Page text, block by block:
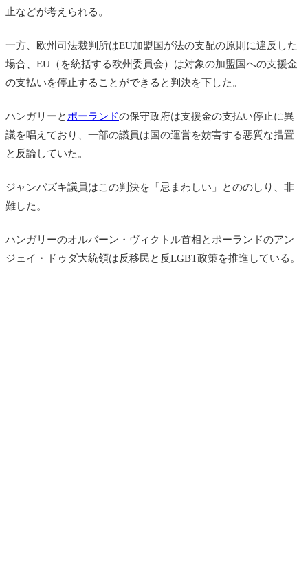
止などが考えられる。
一方、欧州司法裁判所はEU加盟国が法の支配の原則に違反した
場合、EU（を統括する欧州委員会）は対象の加盟国への支援金
の支払いを停止することができると判決を下した。
ハンガリーと ポーランドの保守政府は支援金の支払い停止に異
議を唱えており、一部の議員は国の運営を妨害する悪質な措置
と反論していた。
ジャンバズキ議員はこの判決を「忌まわしい」とののしり、非
難した。
ハンガリーのオルバーン・ヴィクトル首相とポーランドのアン
ジェイ・ドゥダ大統領は反移民と反LGBT政策を推進している。